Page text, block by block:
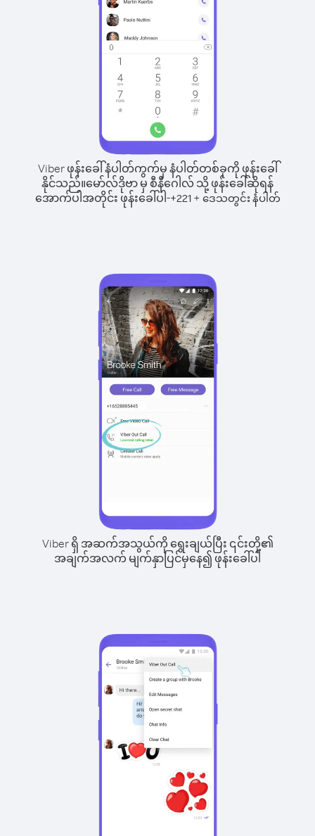
Viber ဖုန်းခေါ်နံပါတ်ကွက်မှ နံပါတ်တစ်ခုကို ဖုန်းခေါ်
နိုင်သည်။မော်လ်ဒိုဗာ မှ စီနီဂေါလ် သို့ ဖုန်းခေါ်ဆိုရန်
အောက်ပါအတိုင်း ဖုန်းခေါ်ပါ-+221+ ဒေသတွင်း နံပါတ်
Viber ရှိ အဆက်အသွယ်ကို ရွေးချယ်ပြီး ၎င်းတို့၏
အချက်အလက် မျက်နှာပြင်မှနေ၍ ဖုန်းခေါ်ပါ